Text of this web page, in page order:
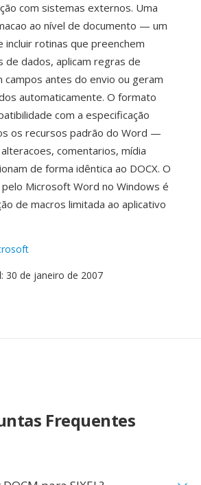
com sistemas externos. Uma
ao nível de documento — um
incluir rotinas que preenchem
de dados, aplicam regras de
campos antes do envio ou geram
automaticamente. O formato
com a especificação
os recursos padrão do Word —
comentarios, mídia
de forma idêntica ao DOCX. O
Microsoft Word no Windows é
de macros limitada ao aplicativo
: 30 de janeiro de 2007
Frequentes